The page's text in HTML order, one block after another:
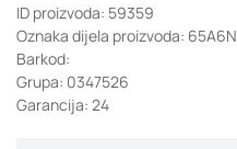
ID proizvoda: 59359
Oznaka dijela proizvoda: 65A6N
Barkod:
Grupa: 0347526
Garancija: 24